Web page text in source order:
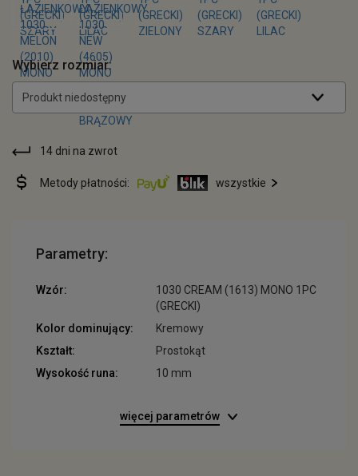
Wybierz rozmiar:
Produkt niedostępny
14 dni na zwrot
Metody płatności: wszystkie
Parametry:
Wzór:
1030 CREAM (1613) MONO 1PC
(GRECKI)
Kolor dominujący:
Kremowy
Kształt:
Prostokąt
Wysokość runa:
10 mm
więcej parametrów